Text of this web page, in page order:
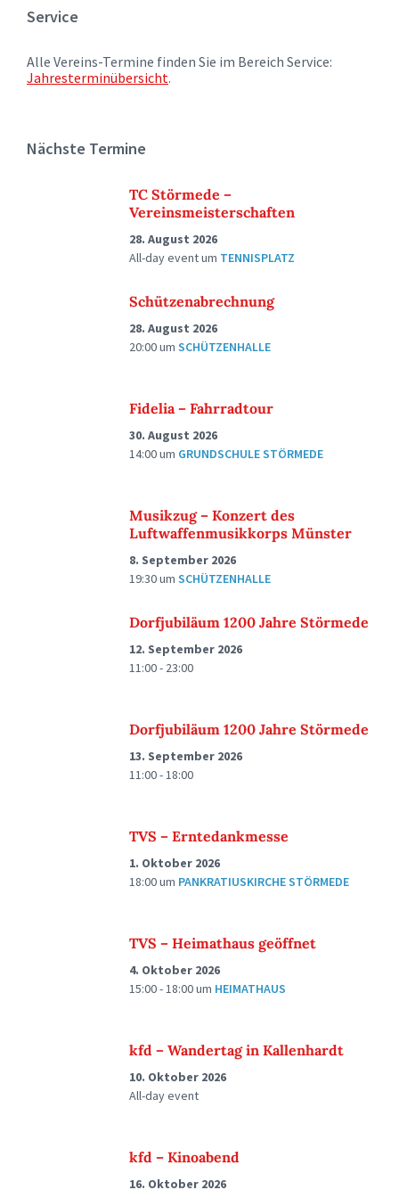
Service
Alle Vereins-Termine finden Sie im Bereich Service:
Jahresterminübersicht.
Nächste Termine
TC Störmede –
Vereinsmeisterschaften
28. August 2026
All-day eventum TENNISPLATZ
Schützenabrechnung
28. August 2026
20:00um SCHÜTZENHALLE
Fidelia – Fahrradtour
30. August 2026
14:00um GRUNDSCHULE STÖRMEDE
Musikzug – Konzert des
Luftwaffenmusikkorps Münster
8. September 2026
19:30um SCHÜTZENHALLE
Dorfjubiläum 1200 Jahre Störmede
12. September 2026
11:00 - 23:00
Dorfjubiläum 1200 Jahre Störmede
13. September 2026
11:00 - 18:00
TVS – Erntedankmesse
1. Oktober 2026
18:00um PANKRATIUSKIRCHE STÖRMEDE
TVS – Heimathaus geöffnet
4. Oktober 2026
15:00 - 18:00um HEIMATHAUS
kfd – Wandertag in Kallenhardt
10. Oktober 2026
All-day event
kfd – Kinoabend
16. Oktober 2026